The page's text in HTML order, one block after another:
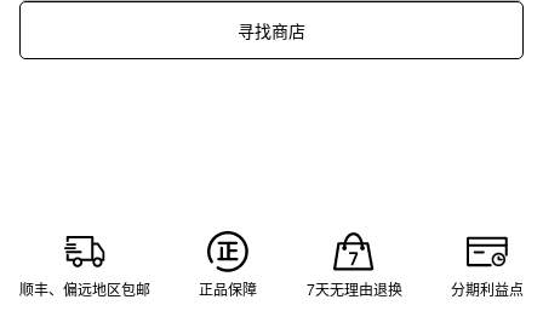
寻找商店
顺丰、偏远地区包邮 正品保障 7天无理由退换 分期利益点